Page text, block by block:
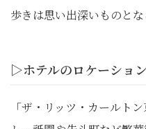
歩きは思い出深いものとな
▷ホテルのロケーション
「ザ・リッツ・カールト